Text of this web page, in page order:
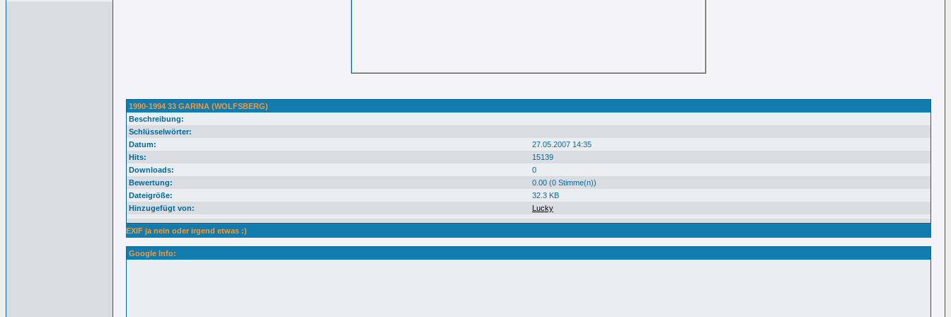
1990-1994 33 GARINA (WOLFSBERG)
Beschreibung:
Schlüsselwörter:
Datum:
27.05.2007 14:35
Hits:
15139
Downloads:
0
Bewertung:
0.00 (0 Stimme(n))
Dateigröße:
32.3 KB
Hinzugefügt von:
Lucky
EXIF ja nein oder irgend etwas :)
Google Info: